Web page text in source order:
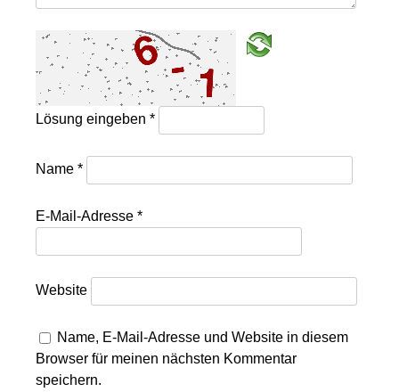
Lösung eingeben*
Name*
E-Mail-Adresse*
Website
Name, E-Mail-Adresse und Website in diesem
Browser für meinen nächsten Kommentar
speichern.